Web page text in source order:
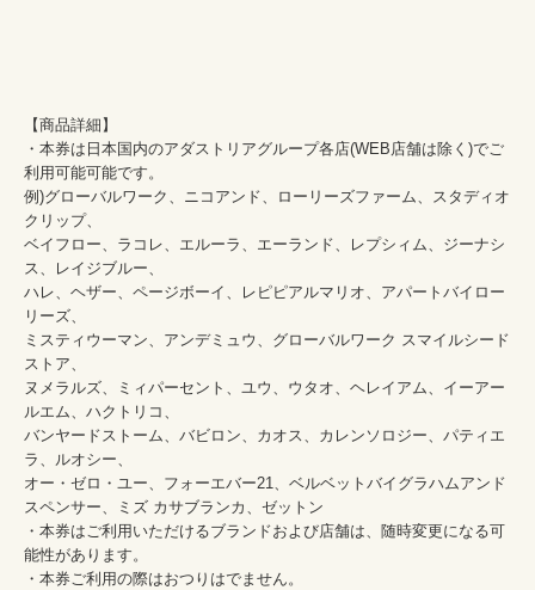
【商品詳細】
・本券は日本国内のアダストリアグループ各店(WEB店舗は除く)でご
利用可能可能です。
例)グローバルワーク、ニコアンド、ローリーズファーム、スタディオ
クリップ、
ベイフロー、ラコレ、エルーラ、エーランド、レプシィム、ジーナシ
ス、レイジブルー、
ハレ、ヘザー、ページボーイ、レピピアルマリオ、アパートバイロー
リーズ、
ミスティウーマン、アンデミュウ、グローバルワーク スマイルシード
ストア、
ヌメラルズ、ミィパーセント、ユウ、ウタオ、ヘレイアム、イーアー
ルエム、ハクトリコ、
バンヤードストーム、バビロン、カオス、カレンソロジー、パティエ
ラ、ルオシー、
オー・ゼロ・ユー、フォーエバー21、ベルベットバイグラハムアンド
スペンサー、ミズ カサブランカ、ゼットン
・本券はご利用いただけるブランドおよび店舗は、随時変更になる可
能性があります。
・本券ご利用の際はおつりはでません。